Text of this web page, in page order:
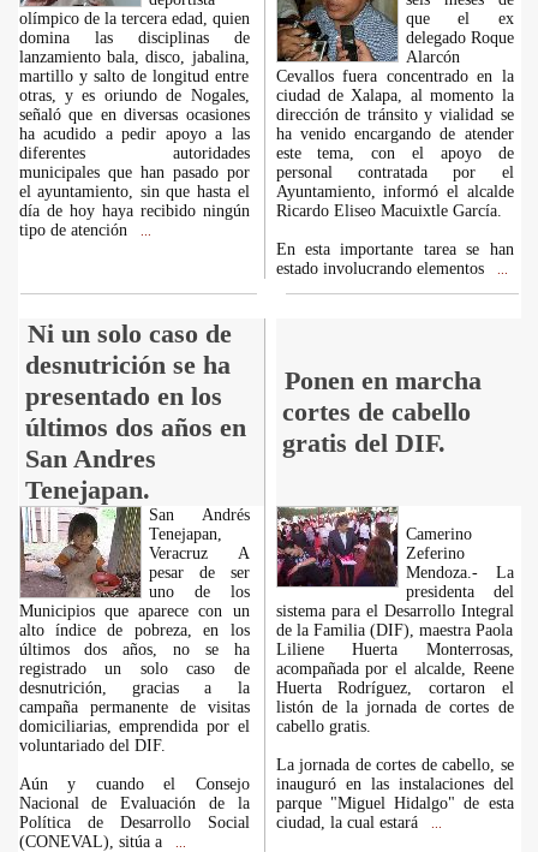
olímpico de la tercera edad, quien
domina las disciplinas de
lanzamiento bala, disco, jabalina,
martillo y salto de longitud entre
otras, y es oriundo de Nogales,
señaló que en diversas ocasiones
ha acudido a pedir apoyo a las
diferentes autoridades
municipales que han pasado por
el ayuntamiento, sin que hasta el
día de hoy haya recibido ningún
tipo de atención
que el ex
delegado Roque
Alarcón
Cevallos fuera concentrado en la
ciudad de Xalapa, al momento la
dirección de tránsito y vialidad se
ha venido encargando de atender
este tema, con el apoyo de
personal contratada por el
Ayuntamiento, informó el alcalde
Ricardo Eliseo Macuixtle García.
En esta importante tarea se han
estado involucrando elementos
Ni un solo caso de
desnutrición se ha
presentado en los
últimos dos años en
San Andres
Tenejapan.
Ponen en marcha
cortes de cabello
gratis del DIF.
San Andrés
Tenejapan,
Veracruz A
pesar de ser
uno de los
Municipios que aparece con un
alto índice de pobreza, en los
últimos dos años, no se ha
registrado un solo caso de
desnutrición, gracias a la
campaña permanente de visitas
domiciliarias, emprendida por el
voluntariado del DIF.
Aún y cuando el Consejo
Nacional de Evaluación de la
Política de Desarrollo Social
(CONEVAL), sitúa a
Camerino
Zeferino
Mendoza.- La
presidenta del
sistema para el Desarrollo Integral
de la Familia (DIF), maestra Paola
Liliene Huerta Monterrosas,
acompañada por el alcalde, Reene
Huerta Rodríguez, cortaron el
listón de la jornada de cortes de
cabello gratis.
La jornada de cortes de cabello, se
inauguró en las instalaciones del
parque "Miguel Hidalgo" de esta
ciudad, la cual estará